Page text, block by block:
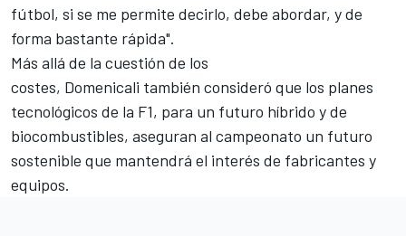
fútbol, si se me permite decirlo, debe abordar, y de
forma bastante rápida".
Más allá de la cuestión de los
costes, Domenicali también consideró que los planes
tecnológicos de la F1, para un futuro híbrido y de
biocombustibles, aseguran al campeonato un futuro
sostenible que mantendrá el interés de fabricantes y
equipos.